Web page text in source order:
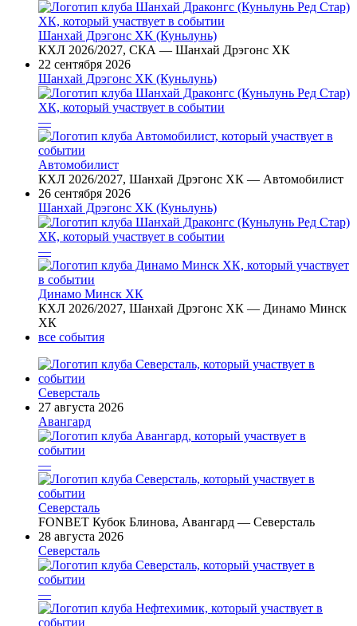
Шанхай Дрэгонс ХК (Куньлунь)
КХЛ 2026/2027, СКА — Шанхай Дрэгонс ХК
22 сентября 2026
Шанхай Дрэгонс ХК (Куньлунь)
—
Автомобилист
КХЛ 2026/2027, Шанхай Дрэгонс ХК — Автомобилист
26 сентября 2026
Шанхай Дрэгонс ХК (Куньлунь)
—
Динамо Минск ХК
КХЛ 2026/2027, Шанхай Дрэгонс ХК — Динамо Минск
ХК
все события
Северсталь
27 августа 2026
Авангард
—
Северсталь
FONBET Кубок Блинова, Авангард — Северсталь
28 августа 2026
Северсталь
—